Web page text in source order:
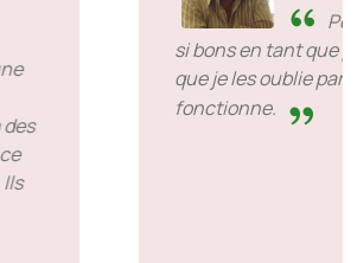
SiveHost en avance -
SiveHost a généralement une
et est généralement
problèmes à l'avance. Il y a des
une réponse mais ce
chose à leur reprocher. Ils
ce qu’ils font.